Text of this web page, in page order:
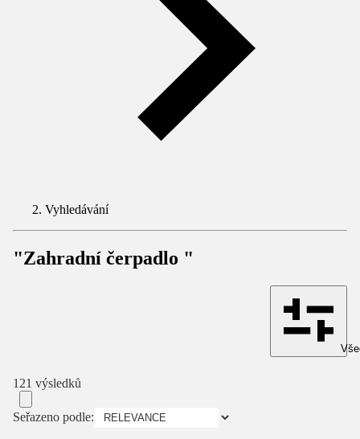
Vyhledávání
"Zahradní čerpadlo "
121 výsledků
Seřazeno podle: